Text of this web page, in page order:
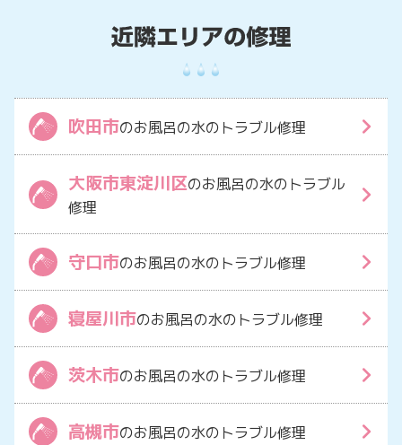
吹田市のお風呂の水のトラブル修理
大阪市東淀川区のお風呂の水のトラブル
修理
守口市のお風呂の水のトラブル修理
寝屋川市のお風呂の水のトラブル修理
茨木市のお風呂の水のトラブル修理
高槻市のお風呂の水のトラブル修理